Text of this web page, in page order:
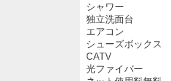
シャワー
独立洗面台
エアコン
シューズボックス
CATV
光ファイバー